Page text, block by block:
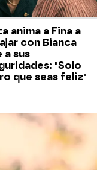
anima a Fina a
con Bianca
a sus
"Solo
que seas feliz"